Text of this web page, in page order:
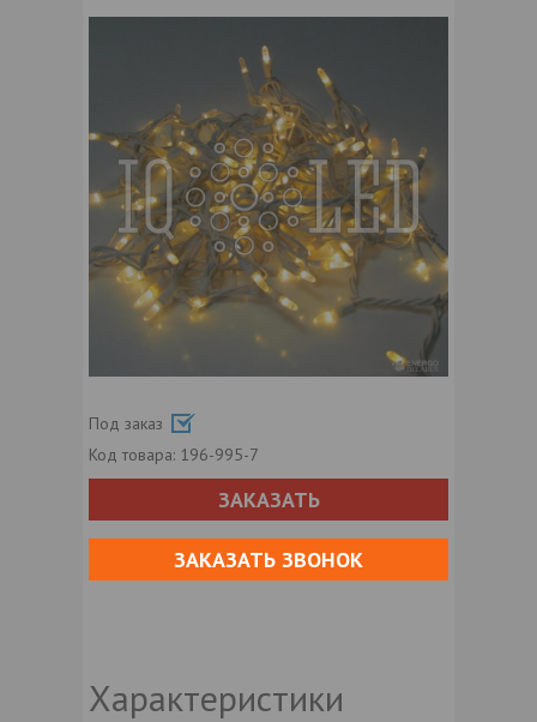
Под заказ
Код товара: 196-995-7
ЗАКАЗАТЬ
ЗАКАЗАТЬ ЗВОНОК
Характеристики